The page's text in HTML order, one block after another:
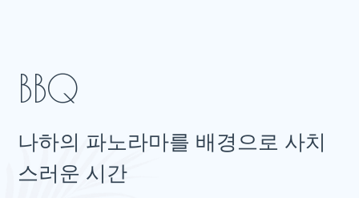
나하의 파노라마를 배경으로 사치
스러운 시간